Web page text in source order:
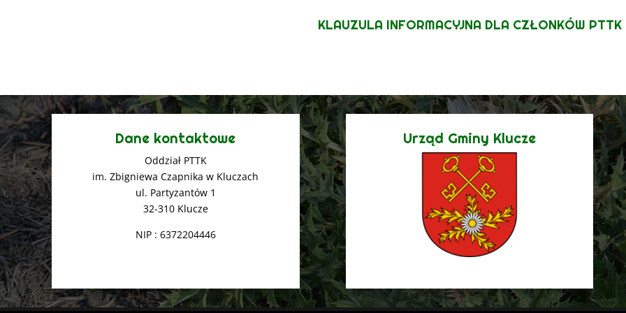
KLAUZULA INFORMACYJNA DLA CZŁONKÓW PTTK
Dane kontaktowe
Oddział PTTK
im. Zbigniewa Czapnika w Kluczach
ul. Partyzantów 1
32-310 Klucze
NIP : 6372204446
Urząd Gminy Klucze